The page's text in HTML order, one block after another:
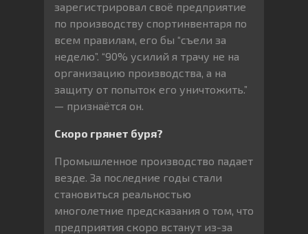
зарегистрировал своё предприятие
по производству спортинвентаря по
всем правилам, его бы “съели за
неделю”. “90% усилий я трачу не на
организацию производства, а на
защиту от попыток его уничтожить.”
— признаётся он.
Скоро грянет буря?
Промышленное производство падает
везде. За последние годы стали
становиться реальностью
многолетние предсказания о том, что
предприятия скоро встанут из-за